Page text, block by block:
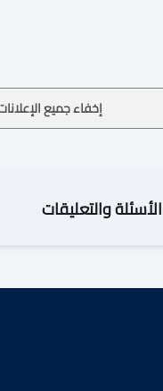
إخفاء جميع
الأسئلة والتعليقات